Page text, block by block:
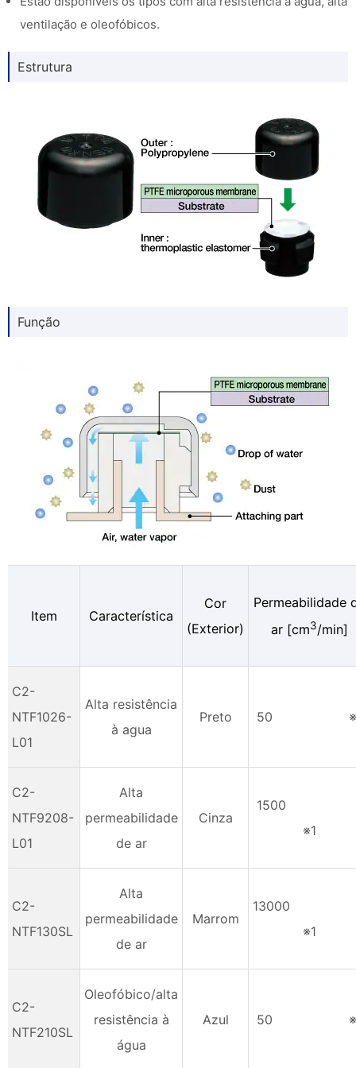
ventilação e oleofóbicos.
Estrutura
Função
Item Característica
Cor
(Exterior)
Permeabilidade
ar [cm3/min]
C2-
NTF1026-
L01
Alta resistência
à agua
Preto 50
C2-
NTF9208-
L01
Alta
permeabilidade
de ar
Cinza
※1
C2-
NTF130SL
Alta
permeabilidade
de ar
Marrom
※1
C2-
NTF210SL
Oleofóbico/alta
resistência à
água
Azul 50